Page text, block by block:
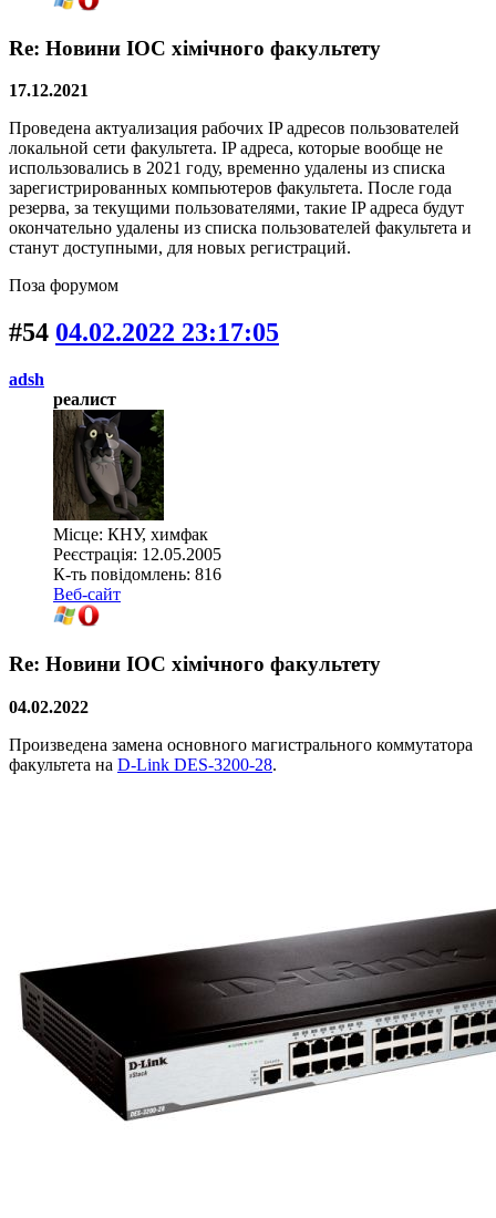
Re: Новини ІОС хімічного факультету
17.12.2021
Проведена актуализация рабочих IP адресов пользователей
локальной сети факультета. IP адреса, которые вообще не
использовались в 2021 году, временно удалены из списка
зарегистрированных компьютеров факультета. После года
резерва, за текущими пользователями, такие IP адреса будут
окончательно удалены из списка пользователей факультета и
станут доступными, для новых регистраций.
Поза форумом
#54 04.02.2022 23:17:05
adsh
реалист
Місце: КНУ, химфак
Реєстрація: 12.05.2005
К-ть повідомлень: 816
Веб-сайт
Re: Новини ІОС хімічного факультету
04.02.2022
Произведена замена основного магистрального коммутатора
факультета на D-Link DES-3200-28.